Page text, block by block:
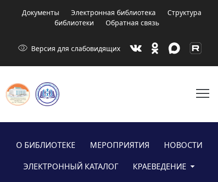
Документы Электронная библиотека
Структура
библиотеки
Обратная связь
visibility Версия для слабовидящих
menu
О БИБЛИОТЕКЕ МЕРОПРИЯТИЯ
НОВОСТИ
ЭЛЕКТРОННЫЙ КАТАЛОГ
КРАЕВЕДЕНИЕ